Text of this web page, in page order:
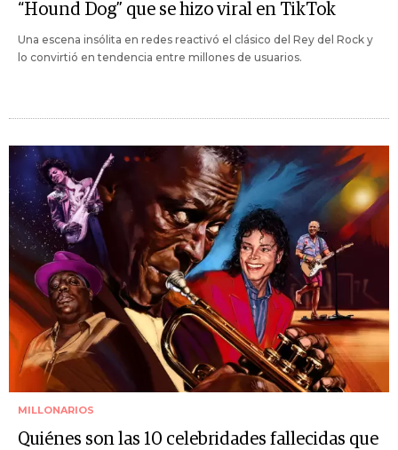
“Hound Dog” que se hizo viral en TikTok
Una escena insólita en redes reactivó el clásico del Rey del Rock y
lo convirtió en tendencia entre millones de usuarios.
MILLONARIOS
Quiénes son las 10 celebridades fallecidas que